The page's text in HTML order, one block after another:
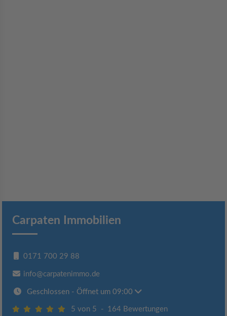
Carpaten Immobilien
0171 700 29 88
info@carpatenimmo.de
Geschlossen - Öffnet um 09:00
5 von 5 - 164 Bewertungen